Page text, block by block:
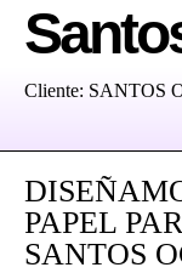
Cliente: SANTOS
PAPEL
SANTOS